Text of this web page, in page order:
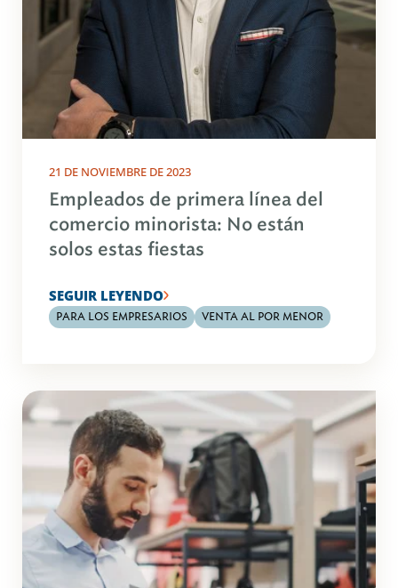
21 DE NOVIEMBRE DE 2023
Empleados de primera línea del
comercio minorista: No están
solos estas fiestas
SEGUIR LEYENDO
PARA LOS EMPRESARIOS VENTA AL POR MENOR